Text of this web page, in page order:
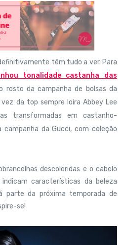
têm tudo a ver. Para
tonalidade castanha das
rosto da campanha de bolsas da
da top sempre loira Abbey Lee
transformadas em castanho-
da Gucci, com coleção
descoloridas e o cabelo
características da beleza
parte da próxima temporada de
se!